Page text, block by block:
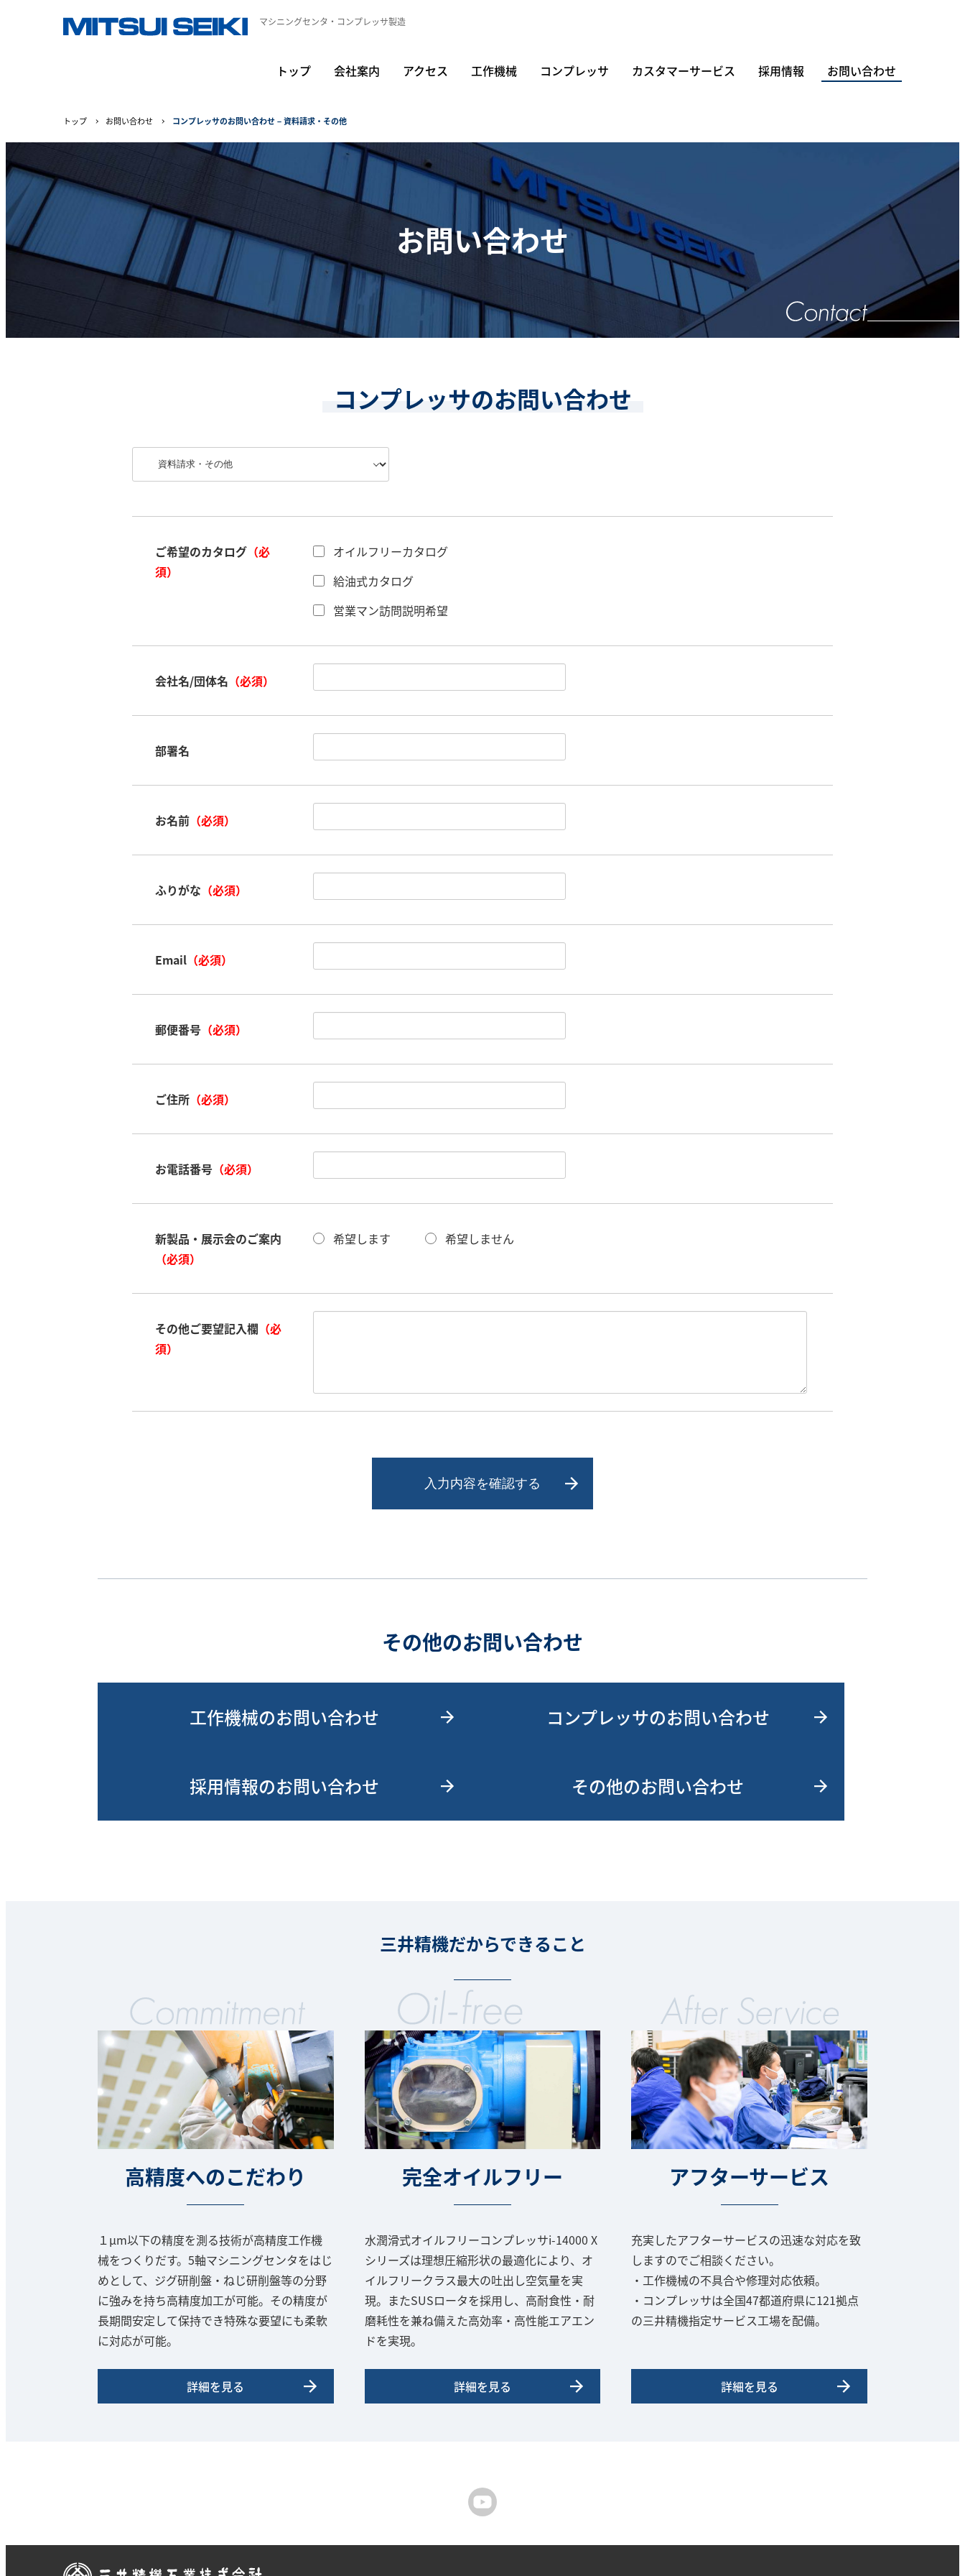
マシニングセンタ・コンプレッサ製造
トップ 会社案内 アクセス 工作機械 コンプレッサ カスタマーサービス 採用情報 お問い合わせ
トップ お問い合わせ コンプレッサのお問い合わせ – 資料請求・その他
お問い合わせ
コンプレッサのお問い合わせ
ご希望のカタログ （必
須）
オイルフリーカタログ
給油式カタログ
営業マン訪問説明希望
会社名/団体名 （必須）
部署名
お名前 （必須）
ふりがな （必須）
Email （必須）
郵便番号 （必須）
ご住所 （必須）
お電話番号 （必須）
新製品・展示会のご案内
（必須）
希望します 希望しません
その他ご要望記入欄 （必
須）
入力内容を確認する
その他のお問い合わせ
工作機械のお問い合わせ コンプレッサのお問い合わせ
採用情報のお問い合わせ その他のお問い合わせ
三井精機だからできること
高精度へのこだわり
１μm以下の精度を測る技術が高精度工作機
械をつくりだす。5軸マシニングセンタをはじ
めとして、ジグ研削盤・ねじ研削盤等の分野
に強みを持ち高精度加工が可能。その精度が
長期間安定して保持でき特殊な要望にも柔軟
に対応が可能。
詳細を見る
完全オイルフリー
水潤滑式オイルフリーコンプレッサi-14000 X
シリーズは理想圧縮形状の最適化により、オ
イルフリークラス最大の吐出し空気量を実
現。またSUSロータを採用し、高耐食性・耐
磨耗性を兼ね備えた高効率・高性能エアエン
ドを実現。
詳細を見る
アフターサービス
充実したアフターサービスの迅速な対応を致
しますのでご相談ください。
・工作機械の不具合や修理対応依頼。
・コンプレッサは全国47都道府県に121拠点
の三井精機指定サービス工場を配備。
詳細を見る